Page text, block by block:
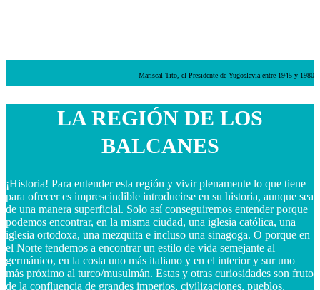
Mariscal Tito, el Presidente de Yugoslavia entre 1945 y 1980
LA REGIÓN DE LOS
BALCANES
¡Historia! Para entender esta región y vivir plenamente lo que tiene
para ofrecer es imprescindible introducirse en su historia, aunque sea
de una manera superficial. Solo así conseguiremos entender porque
podemos encontrar, en la misma ciudad, una iglesia católica, una
iglesia ortodoxa, una mezquita e incluso una sinagoga. O porque en
el Norte tendemos a encontrar un estilo de vida semejante al
germánico, en la costa uno más italiano y en el interior y sur uno
más próximo al turco/musulmán. Estas y otras curiosidades son fruto
de la confluencia de grandes imperios, civilizaciones, pueblos,